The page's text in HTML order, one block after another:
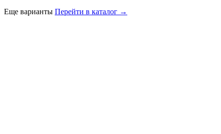
Еще варианты Перейти в каталог →